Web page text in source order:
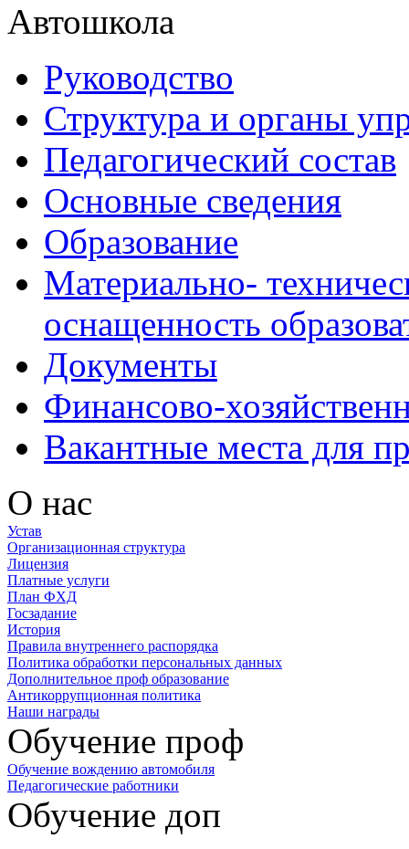
Автошкола
Руководство
Структура и органы
Педагогический состав
Основные сведения
Образование
Материально-
оснащенность
Документы
Финансово-
Вакантные места для
О нас
Устав
Организационная структура
Лицензия
Платные услуги
План ФХД
Госзадание
История
Правила внутреннего распорядка
Политика обработки персональных данных
Дополнительное проф образование
Антикоррупционная политика
Наши награды
Обучение проф
Обучение вождению автомобиля
Педагогические работники
Обучение доп